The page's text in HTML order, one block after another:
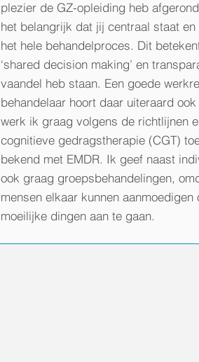
plezier de GZ-opleiding heb
het belangrijk dat jij centraal staat
het hele behandelproces. Dit
‘shared decision making’ en
vaandel heb staan. Een goede
behandelaar hoort daar uiteraard
werk ik graag volgens de richtlijnen
cognitieve gedragstherapie (CGT)
bekend met EMDR. Ik geef naast
ook graag groepsbehandelingen,
mensen elkaar kunnen
moeilijke dingen aan te gaan.